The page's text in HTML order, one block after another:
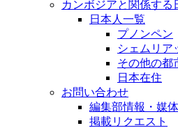
カンボジアと関係する
日本人一覧
プノンペン
シェムリア
その他の都
日本在住
お問い合わせ
編集部情報・媒
掲載リクエスト